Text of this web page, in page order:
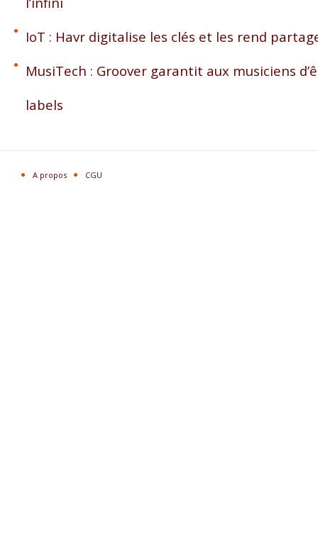
IoT : Havr digitalise les clés et les rend
MusiTech : Groover garantit aux musiciens
labels
A propos CGU